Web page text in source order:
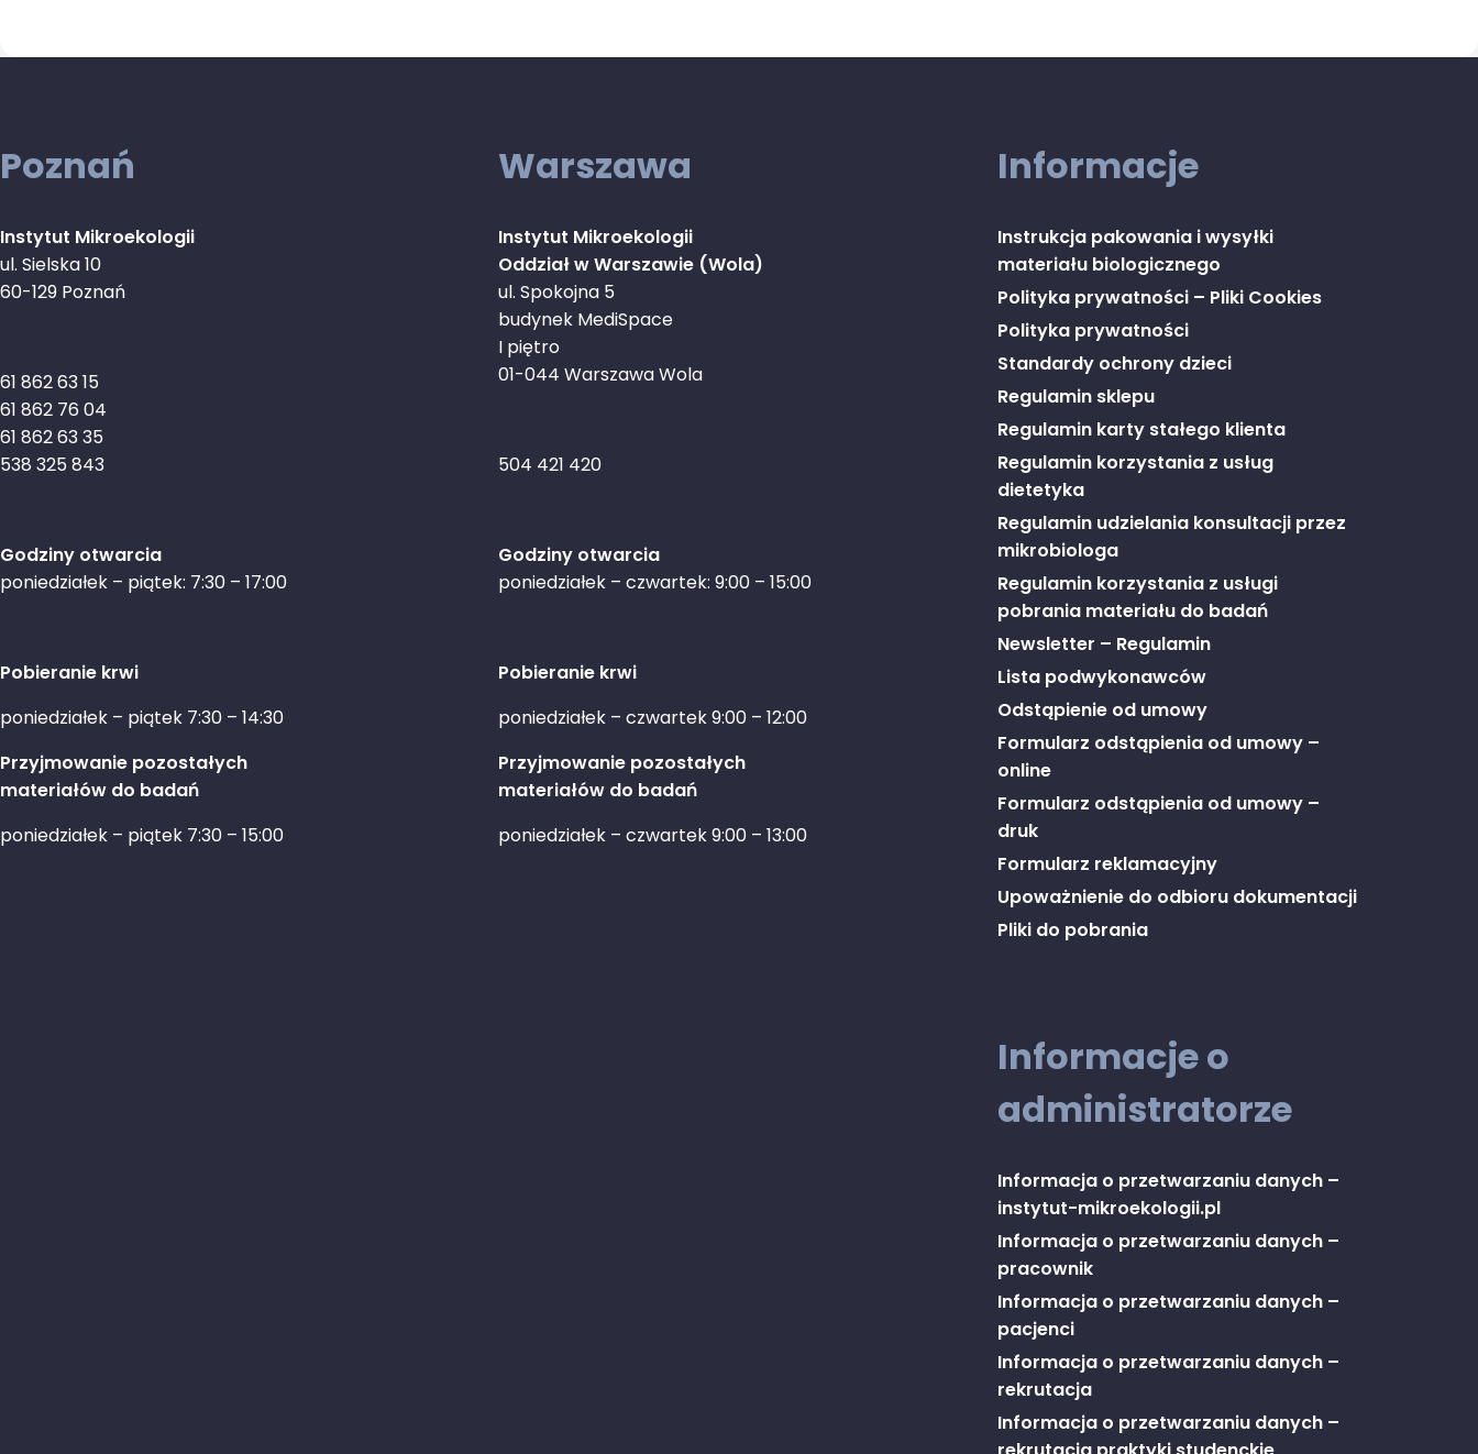
Poznań
Instytut Mikroekologii
ul. Sielska 10
60-129 Poznań
61 862 63 15
61 862 76 04
61 862 63 35
538 325 843
Godziny otwarcia
poniedziałek – piątek: 7:30 – 17:00
Pobieranie krwi
poniedziałek – piątek 7:30 – 14:30
Przyjmowanie pozostałych
materiałów do badań
poniedziałek – piątek 7:30 – 15:00
Warszawa
Instytut Mikroekologii
Oddział w Warszawie (Wola)
ul. Spokojna 5
budynek MediSpace
I piętro
01-044 Warszawa Wola
504 421 420
Godziny otwarcia
poniedziałek – czwartek: 9:00 – 15:00
Pobieranie krwi
poniedziałek – czwartek 9:00 – 12:00
Przyjmowanie pozostałych
materiałów do badań
poniedziałek – czwartek 9:00 – 13:00
Informacje
Instrukcja pakowania i wysyłki
materiału biologicznego
Polityka prywatności – Pliki Cookies
Polityka prywatności
Standardy ochrony dzieci
Regulamin sklepu
Regulamin karty stałego klienta
Regulamin korzystania z usług
dietetyka
Regulamin udzielania konsultacji przez
mikrobiologa
Regulamin korzystania z usługi
pobrania materiału do badań
Newsletter – Regulamin
Lista podwykonawców
Odstąpienie od umowy
Formularz odstąpienia od umowy –
online
Formularz odstąpienia od umowy –
druk
Formularz reklamacyjny
Upoważnienie do odbioru dokumentacji
Pliki do pobrania
Informacje o
administratorze
Informacja o przetwarzaniu danych –
instytut-mikroekologii.pl
Informacja o przetwarzaniu danych –
pracownik
Informacja o przetwarzaniu danych –
pacjenci
Informacja o przetwarzaniu danych –
rekrutacja
Informacja o przetwarzaniu danych –